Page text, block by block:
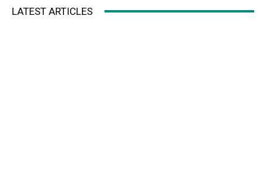
LATEST ARTICLES